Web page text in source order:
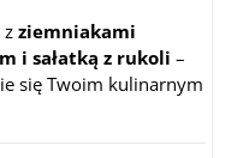
z ziemniakami
i sałatką z rukoli –
się Twoim kulinarnym